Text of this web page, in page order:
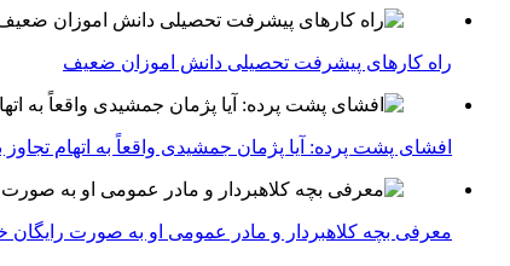
راه کارهای پیشرفت تحصیلی دانش اموزان ضعیف
افشای پشت پرده: آیا پژمان جمشیدی واقعاً به اتهام
معرفی بچه کلاهبردار و مادر عمومی او به صورت رایگان